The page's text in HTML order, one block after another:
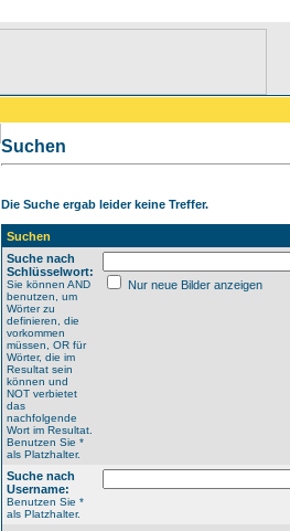
Suchen
Die Suche ergab leider keine Treffer.
Suchen
Suche nach
Schlüsselwort:
Sie können AND
benutzen, um
Wörter zu
definieren, die
vorkommen
müssen, OR für
Wörter, die im
Resultat sein
können und
NOT verbietet
das
nachfolgende
Wort im Resultat.
Benutzen Sie *
als Platzhalter.
Nur neue Bilder anzeigen
Suche nach
Username:
Benutzen Sie *
als Platzhalter.